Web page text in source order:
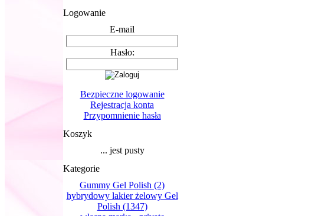
Logowanie
E-mail
Hasło:
Bezpieczne logowanie
Rejestracja konta
Przypomnienie hasła
Koszyk
... jest pusty
Kategorie
Gummy Gel Polish (2)
hybrydowy lakier żelowy Gel
Polish (1347)